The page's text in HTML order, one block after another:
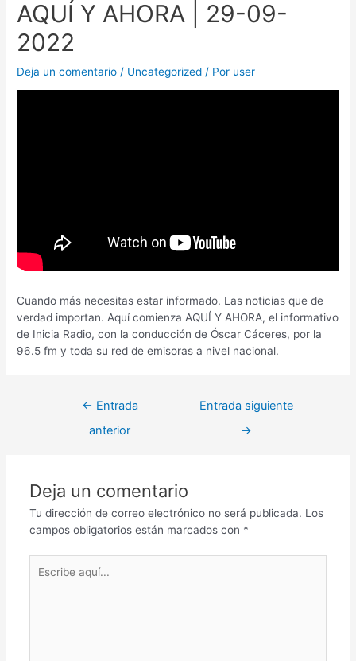
AQUÍ Y AHORA | 29-09-
2022
Deja un comentario / Uncategorized / Por user
Cuando más necesitas estar informado. Las noticias que de
verdad importan. Aquí comienza AQUÍ Y AHORA, el informativo
de Inicia Radio, con la conducción de Óscar Cáceres, por la
96.5 fm y toda su red de emisoras a nivel nacional.
← Entrada
anterior
Entrada siguiente
→
Deja un comentario
Tu dirección de correo electrónico no será publicada. Los
campos obligatorios están marcados con *
aquí...